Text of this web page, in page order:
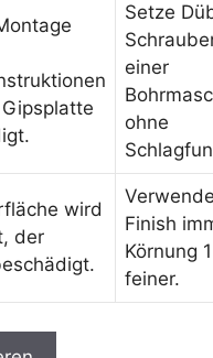
Setze
einer
ohne
wird
der
Finish
Körnung
feiner.